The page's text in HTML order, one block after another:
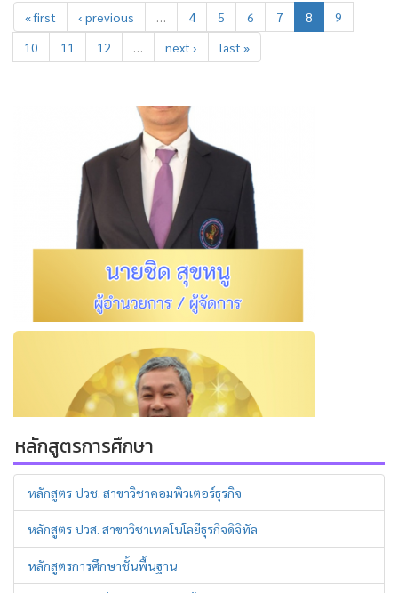
« first ‹ previous … 4 5 6 7 8
9
10
11 12 … next › last »
หลักสูตรการศึกษา
หลักสูตร ปวช. สาขาวิชาคอมพิวเตอร์ธุรกิจ
หลักสูตร ปวส. สาขาวิชาเทคโนโลยีธุรกิจดิจิทัล
หลักสูตรการศึกษาชั้นพื้นฐาน